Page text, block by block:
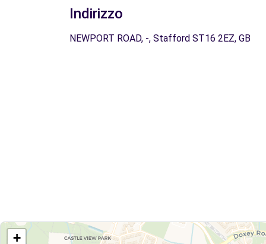
Indirizzo
NEWPORT ROAD, -, Stafford ST16 2EZ, GB
+